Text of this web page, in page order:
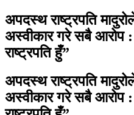
अपदस्थ राष्ट्रपति
अस्वीकार गरे सबै
राष्ट्रपति हुँ”
अपदस्थ राष्ट्रपति
अस्वीकार गरे सबै